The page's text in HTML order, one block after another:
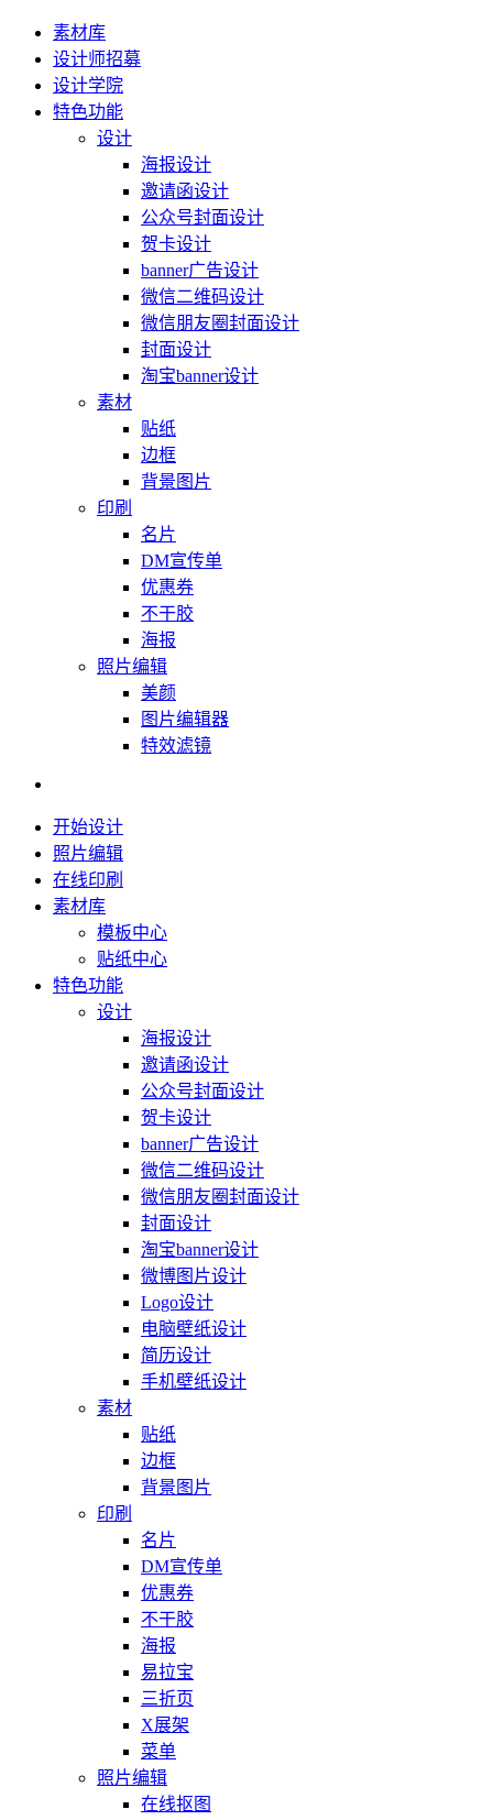
素材库
设计师招募
设计学院
特色功能
设计
海报设计
邀请函设计
公众号封面设计
贺卡设计
banner广告设计
微信二维码设计
微信朋友圈封面设计
封面设计
淘宝banner设计
素材
贴纸
边框
背景图片
印刷
名片
DM宣传单
优惠券
不干胶
海报
照片编辑
美颜
图片编辑器
特效滤镜
开始设计
照片编辑
在线印刷
素材库
模板中心
贴纸中心
特色功能
设计
海报设计
邀请函设计
公众号封面设计
贺卡设计
banner广告设计
微信二维码设计
微信朋友圈封面设计
封面设计
淘宝banner设计
微博图片设计
Logo设计
电脑壁纸设计
简历设计
手机壁纸设计
素材
贴纸
边框
背景图片
印刷
名片
DM宣传单
优惠券
不干胶
海报
易拉宝
三折页
X展架
菜单
照片编辑
在线抠图